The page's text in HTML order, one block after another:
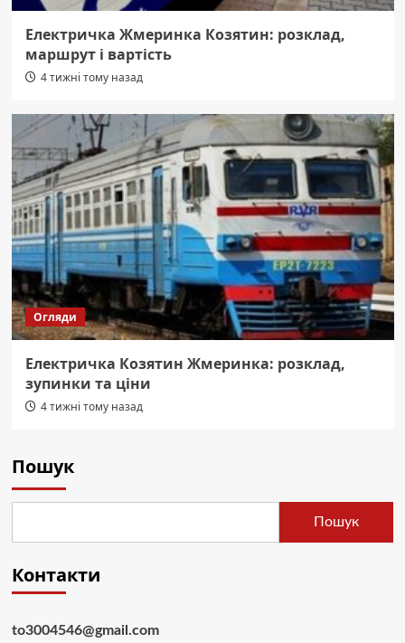
Електричка Жмеринка Козятин: розклад,
маршрут і вартість
4 тижні тому назад
Огляди
Електричка Козятин Жмеринка: розклад,
зупинки та ціни
4 тижні тому назад
Пошук
Пошук
Контакти
to3004546@gmail.com